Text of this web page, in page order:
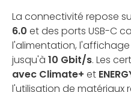
La connectivité repose
6.0 et des ports USB-C
l'alimentation,
jusqu'à 10 Gbit/s. Les
avec Climate+ et
l'utilisation de matériaux